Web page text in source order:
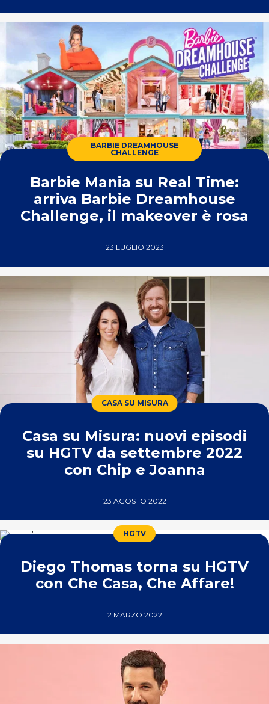
BARBIE DREAMHOUSE
CHALLENGE
Barbie Mania su Real Time:
arriva Barbie Dreamhouse
Challenge, il makeover è rosa
23 LUGLIO 2023
CASA SU MISURA
Casa su Misura: nuovi episodi
su HGTV da settembre 2022
con Chip e Joanna
23 AGOSTO 2022
HGTV
Diego Thomas torna su HGTV
con Che Casa, Che Affare!
2 MARZO 2022